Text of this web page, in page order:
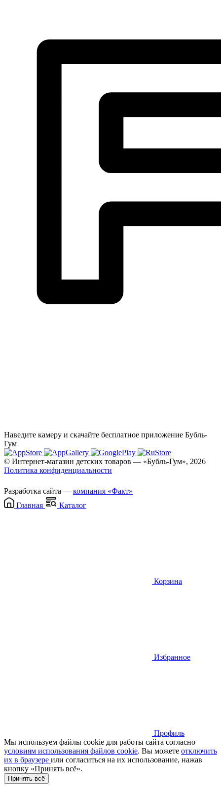
Наведите камеру и скачайте бесплатное приложение Бубль-
Гум
© Интернет-магазин детских товаров — «Бубль-Гум», 2026
Политика конфиденциальности
Разработка сайта — компания «Факт»
Главная
Каталог
Корзина
Избранное
Профиль
Мы используем файлы cookie для работы сайта согласно
условиям использования файлов cookie. Вы можете отключить
их в браузере или cогласиться на их использование, нажав
кнопку «Принять всё».
Принять всё